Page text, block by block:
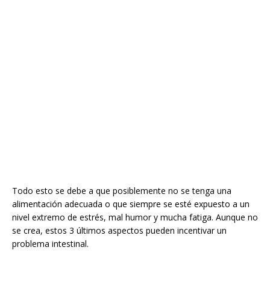
Todo esto se debe a que posiblemente no se tenga una
alimentación adecuada o que siempre se esté expuesto a un
nivel extremo de estrés, mal humor y mucha fatiga. Aunque no
se crea, estos 3 últimos aspectos pueden incentivar un
problema intestinal.